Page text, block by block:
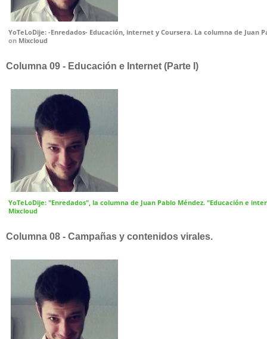
YoTeLoDije: -Enredados- Educación, internet y Coursera. La columna de Juan
on Mixcloud
Columna 09 - Educación e Internet (Parte I)
YoTeLoDije: "Enredados", la columna de Juan Pablo Méndez. "Educación e
Mixcloud
Columna 08 - Campañas y contenidos virales.